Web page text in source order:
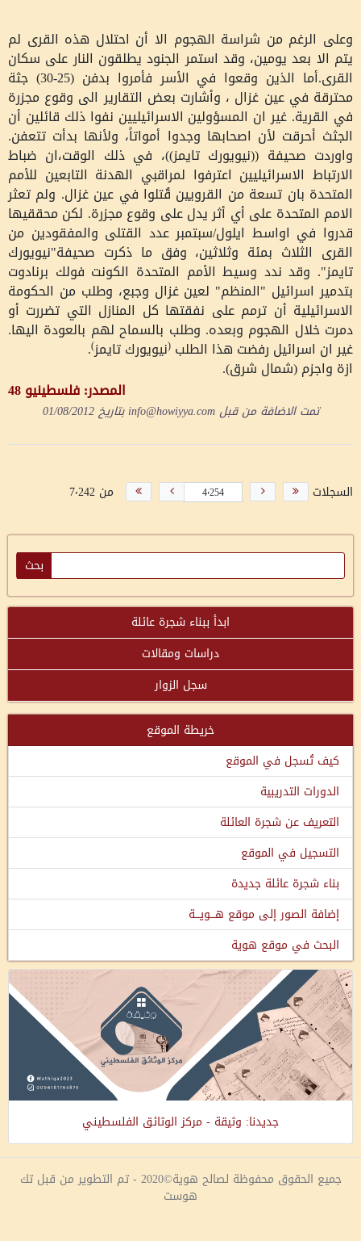
وعلى الرغم من شراسة الهجوم الا أن احتلال هذه القرى لم
يتم الا بعد يومين، وقد استمر الجنود يطلقون النار على سكان
القرى.أما الذين وقعوا في الأسر فأمروا بدفن (25-30) جثة
محترقة في عين غزال ، وأشارت بعض التقارير الى وقوع مجزرة
في القرية. غير ان المسؤولين الاسرائيليين نفوا ذلك قائلين أن
الجثث أحرقت لأن اصحابها وجدوا أمواتاً، ولأنها بدأت تتعفن.
واوردت صحيفة ((نيويورك تايمز))، في ذلك الوقت،ان ضباط
الارتباط الاسرائيليين اعترفوا لمراقبي الهدنة التابعين للأمم
المتحدة بان تسعة من القرويين قُتلوا في عين غزال. ولم تعثر
الامم المتحدة على أي أثر يدل على وقوع مجزرة. لكن محققيها
قدروا في اواسط ايلول/سبتمبر عدد القتلى والمفقودين من
القرى الثلاث بمئة وثلاثين، وفق ما ذكرت صحيفة"نيويورك
تايمز". وقد ندد وسيط الأمم المتحدة الكونت فولك برنادوت
بتدمير اسرائيل "المنظم" لعين غزال وجبع، وطلب من الحكومة
الاسرائيلية أن ترمم على نفقتها كل المنازل التي تضررت أو
دمرت خلال الهجوم وبعده. وطلب بالسماح لهم بالعودة اليها.
غير ان اسرائيل رفضت هذا الطلب (نيويورك تايمز)
.
ازة واجزم (شمال شرق).
المصدر: فلسطينيو 48
تمت الاضافة من قبلinfo@howiyya.com بتاريخ01/08/2012
السجلات من 7٬242
ابدأ ببناء شجرة عائلة
دراسات ومقالات
سجل الزوار
خريطة الموقع
كيف تُسجل في الموقع
الدورات التدريبية
التعريف عن شجرة العائلة
التسجيل في الموقع
بناء شجرة عائلة جديدة
إضافة الصور إلى موقع هـــويـــة
البحث في موقع هوية
جديدنا: وثيقة - مركز الوثائق الفلسطيني
جميع الحقوق محفوظة لصالح هوية©2020 - تم التطوير من قبل تك
هوست